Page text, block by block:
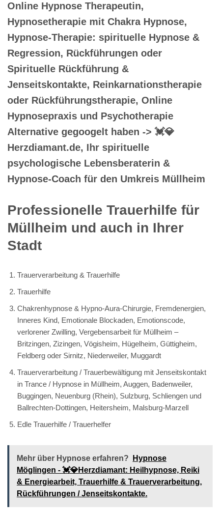
Online Hypnose Therapeutin,
Hypnosetherapie mit Chakra Hypnose,
Hypnose-Therapie: spirituelle Hypnose &
Regression, Rückführungen oder
Spirituelle Rückführung &
Jenseitskontakte, Reinkarnationstherapie
oder Rückführungstherapie, Online
Hypnosepraxis und Psychotherapie
Alternative gegoogelt haben -> 💓️💎
Herzdiamant.de, Ihr spirituelle
psychologische Lebensberaterin &
Hypnose-Coach für den Umkreis Müllheim
Professionelle Trauerhilfe für
Müllheim und auch in Ihrer
Stadt
Trauerverarbeitung & Trauerhilfe
Trauerhilfe
Chakrenhypnose & Hypno-Aura-Chirurgie, Fremdenergien,
Inneres Kind, Emotionale Blockaden, Emotionscode,
verlorener Zwilling, Vergebensarbeit für Müllheim –
Britzingen, Zizingen, Vögisheim, Hügelheim, Güttigheim,
Feldberg oder Sirnitz, Niederweiler, Muggardt
Trauerverarbeitung / Trauerbewältigung mit Jenseitskontakt
in Trance / Hypnose in Müllheim, Auggen, Badenweiler,
Buggingen, Neuenburg (Rhein), Sulzburg, Schliengen und
Ballrechten-Dottingen, Heitersheim, Malsburg-Marzell
Edle Trauerhilfe / Trauerhelfer
Mehr über Hypnose erfahren?
Hypnose
Möglingen - 💓️💎Herzdiamant: Heilhypnose, Reiki
& Energiearbeit, Trauerhilfe & Trauerverarbeitung,
Rückführungen / Jenseitskontakte.